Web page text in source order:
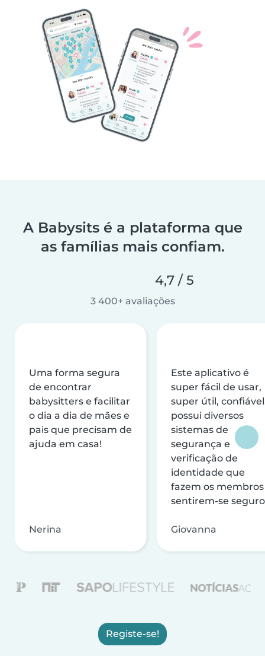
A Babysits é a plataforma que
as famílias mais confiam.
4,7 / 5
3 400+ avaliações
Uma forma segura
de encontrar
babysitters e facilitar
o dia a dia de mães e
pais que precisam de
ajuda em casa!
Nerina
Este aplicativo é
super fácil de usar,
super útil,
possui diversos
sistemas de
segurança e
verificação de
identidade que
fazem os membros
sentirem-se
Giovanna
Registe-se!